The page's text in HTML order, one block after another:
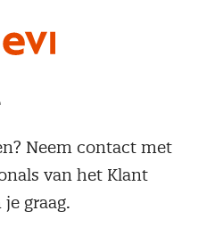
Neem contact met
van het Klant
graag.